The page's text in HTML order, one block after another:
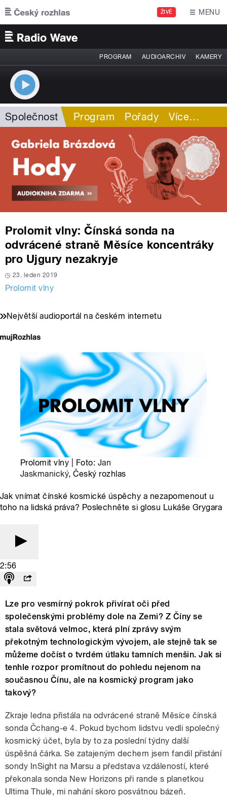
Přejít k hlavnímu obsahu
ŽIVĚ MENU
PROGRAM AUDIOARCHIV KAMERY
Společnost Program Pořady Více…
Prolomit vlny: Čínská sonda na
odvrácené straně Měsíce koncentráky
pro Ujgury nezakryje
23. leden 2019
Prolomit vlny
Největší audioportál na českém internetu
Prolomit vlny | Foto: Jan
Jaskmanický, Český rozhlas
Jak vnímat čínské kosmické úspěchy a nezapomenout u
toho na lidská práva? Poslechněte si glosu Lukáše Grygara
2:56
Lze pro vesmírný pokrok přivírat oči před
společenskými problémy dole na Zemi? Z Číny se
stala světová velmoc, která plní zprávy svým
překotným technologickým vývojem, ale stejně tak se
můžeme dočíst o tvrdém útlaku tamních menšin. Jak si
tenhle rozpor promítnout do pohledu nejenom na
současnou Čínu, ale na kosmický program jako
takový?
Zkraje ledna přistála na odvrácené straně Měsíce čínská
sonda Čchang-e 4. Pokud bychom lidstvu vedli společný
kosmický účet, byla by to za poslední týdny další
úspěšná čárka. Se zatajeným dechem jsem fandil přistání
sondy InSight na Marsu a představa vzdáleností, které
překonala sonda New Horizons při rande s planetkou
Ultima Thule, mi nahání skoro posvátnou bázeň.